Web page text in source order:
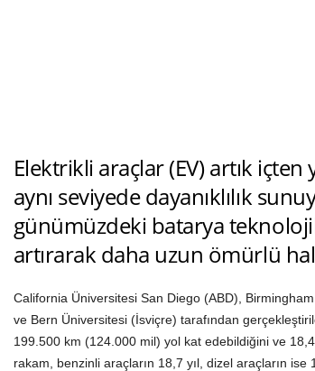
Elektrikli araçlar (EV) artık
aynı seviyede dayanıklılık
günümüzdeki batarya
artırarak daha uzun ömürlü
California Üniversitesi San Diego (ABD),
ve Bern Üniversitesi (İsviçre) tarafından
199.500 km (124.000 mil) yol kat edebildiğini ve
rakam, benzinli araçların 18,7 yıl, dizel araçların ise